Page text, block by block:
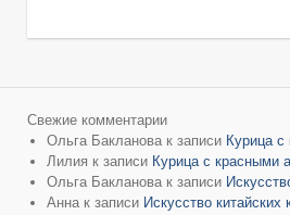
Свежие комментарии
Ольга Бакланова к записи Курица
Лилия к записи Курица с красными
Ольга Бакланова к записи
Анна к записи Искусство